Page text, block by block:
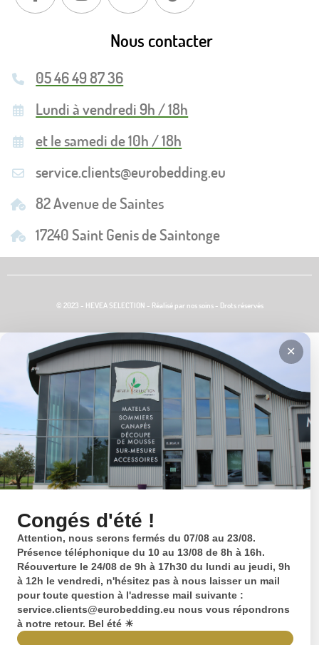
Nous contacter
05 46 49 87 36
Lundi à vendredi 9h / 18h
et le samedi de 10h / 18h
service.clients@eurobedding.eu
82 Avenue de Saintes
17240 Saint Genis de Saintonge
© 2023 - HEVEA SELECTION - Réalisé par nos soins - Drots réservés
Congés d'été !
Attention, nous serons fermés du 07/08 au 23/08.
Présence téléphonique du 10 au 13/08 de 8h à 16h.
Réouverture le 24/08 de 9h à 17h30 du lundi au jeudi, 9h
à 12h le vendredi, n'hésitez pas à nous laisser un mail
pour toute question à l'adresse mail suivante :
service.clients@eurobedding.eu nous vous répondrons
à notre retour. Bel été ☀
✕